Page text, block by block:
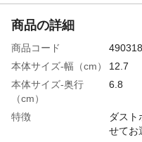
商品の詳細
商品コード
本体サイズ-幅（cm）
12.7
本体サイズ-奥行
（cm）
6.8
特徴
ダスト
せてお